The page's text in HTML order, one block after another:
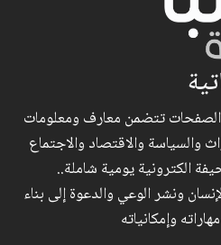
تتضمن معارف ومعلومات
والسياسة والاقتصاد والاجتماع
الكترونية يومية شاملة..
ونشر الوعي والدعوة إلى بناء
وإمكانياته